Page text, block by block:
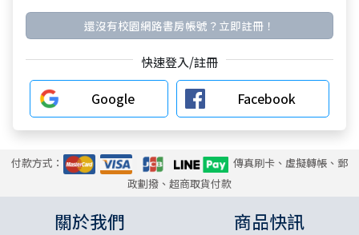
還沒有校園網路書房帳號？立即註冊！
快速登入/註冊
Google Facebook
付款方式：
傳真刷卡、虛擬轉帳、郵
政劃撥、超商取貨付款
關於我們 商品快訊